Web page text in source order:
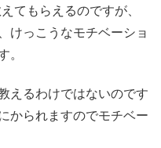
てもらえるのですが、
けっこうなモチベーショ
。
えるわけではないのです
かられますのでモチベー